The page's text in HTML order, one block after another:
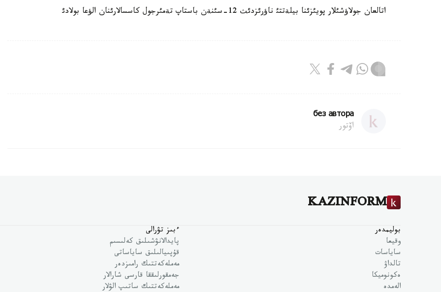
اتالعان جولاؤشئلار پويئزئنا بيلةتتئ ناؤرئزدئث 12-سئنةن باستاپ تةمئرجول كاسسالارئنان الؤعا بولادئ
без автора
اۆتور
KAZINFORM
بوليمدەر
وقيعا
ساياسات
تالداۋ
ەكونوميكا
الەمدە
ءبىز تۋرالى
پايدالانۋشىلىق كەلىسىم
قۇپىيالىلىق ساياساتى
مەملەكەتتىك رامىزدەر
جەمقورلىققا قارسى شارالار
مەملەكەتتىك ساتىپ الۋلار